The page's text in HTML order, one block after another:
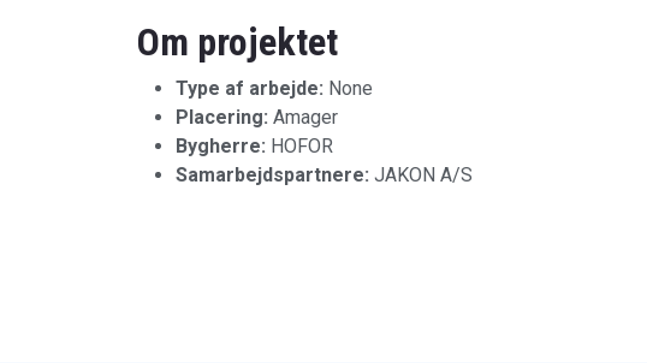
Om projektet
Type af arbejde: None
Placering: Amager
Bygherre: HOFOR
Samarbejdspartnere: JAKON A/S